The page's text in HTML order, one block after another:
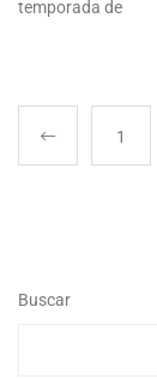
temporada de
1
Buscar